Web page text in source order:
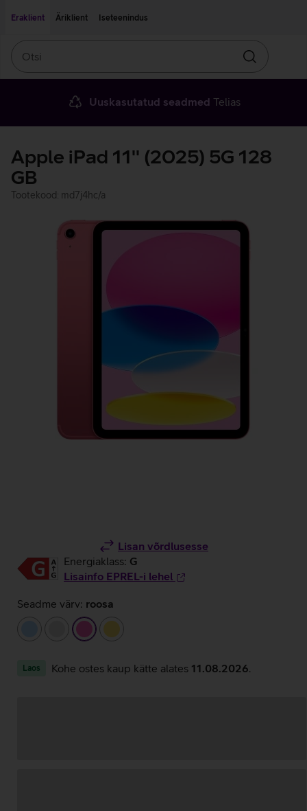
Eraklient
Äriklient Iseteenindus
Otsin
Uuskasutatud seadmed Telias
Apple iPad 11'' (2025) 5G 128
GB
Tootekood: md7j4hc/a
Lisan võrdlusesse
Energiaklass: G
Lisainfo EPREL-i lehel
Seadme värv: roosa
helesininehõbedane
roosa kollane
Laos Kohe ostes kaup kätte alates 11.08.2026